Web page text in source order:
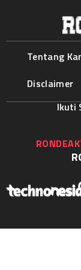
Tentang
Disclaimer
Ikuti